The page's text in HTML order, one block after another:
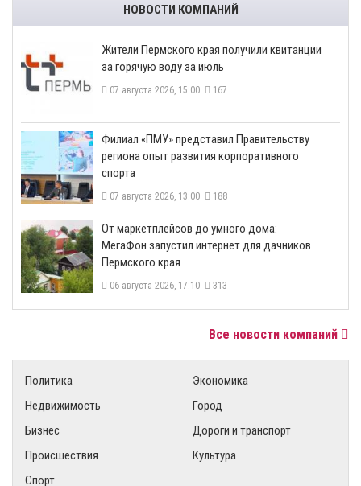
НОВОСТИ КОМПАНИЙ
​Жители Пермского края получили квитанции
за горячую воду за июль
07 августа 2026, 15:00 167
​Филиал «ПМУ» представил Правительству
региона опыт развития корпоративного
спорта
07 августа 2026, 13:00 188
От маркетплейсов до умного дома:
МегаФон запустил интернет для дачников
Пермского края
06 августа 2026, 17:10 313
Все новости компаний
Политика
Экономика
Недвижимость
Город
Бизнес
Дороги и транспорт
Происшествия
Культура
Спорт